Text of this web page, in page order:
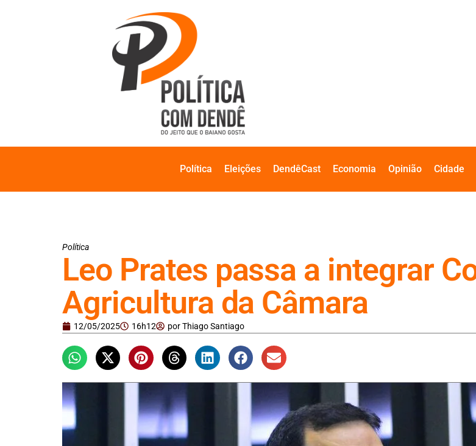
Política Eleições DendêCast Economia Opinião Cidade
Política
Leo Prates passa a integrar
Agricultura da Câmara
12/05/2025 16h12 porThiago Santiago